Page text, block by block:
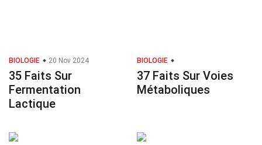
BIOLOGIE 20 Nov 2024
35 Faits Sur
Fermentation
Lactique
BIOLOGIE
37 Faits Sur Voies
Métaboliques